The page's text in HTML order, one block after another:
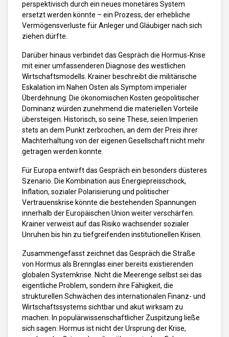
perspektivisch durch ein neues monetäres System
ersetzt werden könnte – ein Prozess, der erhebliche
Vermögensverluste für Anleger und Gläubiger nach sich
ziehen dürfte.
Darüber hinaus verbindet das Gespräch die Hormus-Krise
mit einer umfassenderen Diagnose des westlichen
Wirtschaftsmodells. Krainer beschreibt die militärische
Eskalation im Nahen Osten als Symptom imperialer
Überdehnung: Die ökonomischen Kosten geopolitischer
Dominanz würden zunehmend die materiellen Vorteile
übersteigen. Historisch, so seine These, seien Imperien
stets an dem Punkt zerbrochen, an dem der Preis ihrer
Machterhaltung von der eigenen Gesellschaft nicht mehr
getragen werden konnte.
Für Europa entwirft das Gespräch ein besonders düsteres
Szenario. Die Kombination aus Energiepreisschock,
Inflation, sozialer Polarisierung und politischer
Vertrauenskrise könnte die bestehenden Spannungen
innerhalb der Europäischen Union weiter verschärfen.
Krainer verweist auf das Risiko wachsender sozialer
Unruhen bis hin zu tiefgreifenden institutionellen Krisen.
Zusammengefasst zeichnet das Gespräch die Straße
von Hormus als Brennglas einer bereits existierenden
globalen Systemkrise. Nicht die Meerenge selbst sei das
eigentliche Problem, sondern ihre Fähigkeit, die
strukturellen Schwächen des internationalen Finanz- und
Wirtschaftssystems sichtbar und akut wirksam zu
machen. In populärwissenschaftlicher Zuspitzung ließe
sich sagen: Hormus ist nicht der Ursprung der Krise,